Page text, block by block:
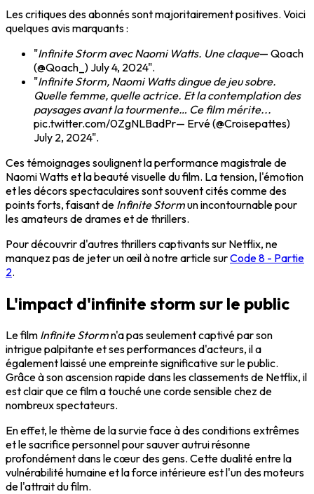
Les critiques des abonnés sont majoritairement positives. Voici
quelques avis marquants :
"Infinite Storm avec Naomi Watts. Une claque— Qoach
(@Qoach_) July 4, 2024".
"Infinite Storm, Naomi Watts dingue de jeu sobre.
Quelle femme, quelle actrice. Et la contemplation des
paysages avant la tourmente… Ce film mérite...
pic.twitter.com/0ZgNLBadPr— Ervé (@Croisepattes)
July 2, 2024".
Ces témoignages soulignent la performance magistrale de
Naomi Watts et la beauté visuelle du film. La tension, l'émotion
et les décors spectaculaires sont souvent cités comme des
points forts, faisant de Infinite Stormun incontournable pour
les amateurs de drames et de thrillers.
Pour découvrir d'autres thrillers captivants sur Netflix, ne
manquez pas de jeter un œil à notre article surCode 8 - Partie
2.
L'impact d'infinite storm sur le public
Le film Infinite Stormn'a pas seulement captivé par son
intrigue palpitante et ses performances d'acteurs, il a
également laissé une empreinte significative sur le public.
Grâce à son ascension rapide dans les classements de Netflix, il
est clair que ce film a touché une corde sensible chez de
nombreux spectateurs.
En effet, le thème de la survie face à des conditions extrêmes
et le sacrifice personnel pour sauver autrui résonne
profondément dans le cœur des gens. Cette dualité entre la
vulnérabilité humaine et la force intérieure est l'un des moteurs
de l'attrait du film.